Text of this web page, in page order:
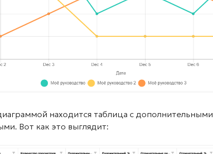
находится таблица с дополнительными
Вот как это выглядит: